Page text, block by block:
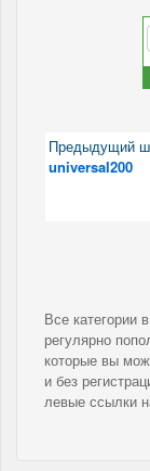
Предыдущий
universal200
Все категории
регулярно
которые вы
и без
левые ссылки